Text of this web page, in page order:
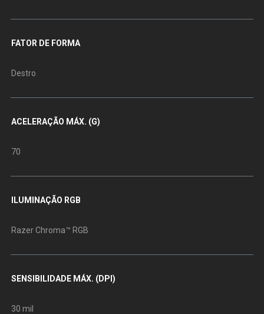
FATOR DE FORMA
Destro
ACELERAÇÃO MÁX. (G)
70
ILUMINAÇÃO RGB
Razer Chroma™ RGB
SENSIBILIDADE MÁX. (DPI)
30 mil